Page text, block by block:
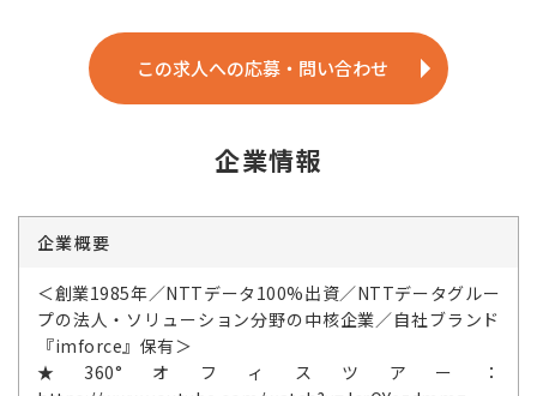
この求人への応募・問い合わせ
企業情報
企業概要
＜創業1985年／NTTデータ100%出資／NTTデータグルー
プの法人・ソリューション分野の中核企業／自社ブランド
『imforce』保有＞
★360°オフィスツアー：